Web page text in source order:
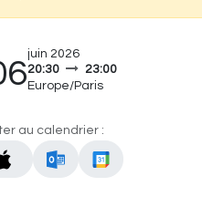
juin 2026
20:30
23:00
Europe/Paris
au calendrier :